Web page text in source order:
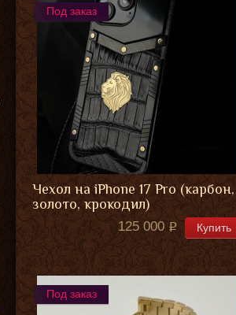
Под заказ
Чехол на iPhone 17 Pro (карбон,
золото, крокодил)
125 000 Купить
Под заказ